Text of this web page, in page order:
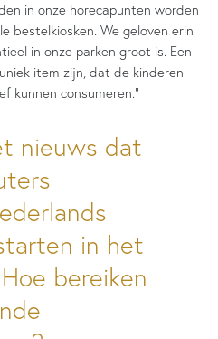
in onze horecapunten worden
bestelkiosken. We geloven erin
in onze parken groot is. Een
item zijn, dat de kinderen
kunnen consumeren.”
nieuws dat
in het
bereiken